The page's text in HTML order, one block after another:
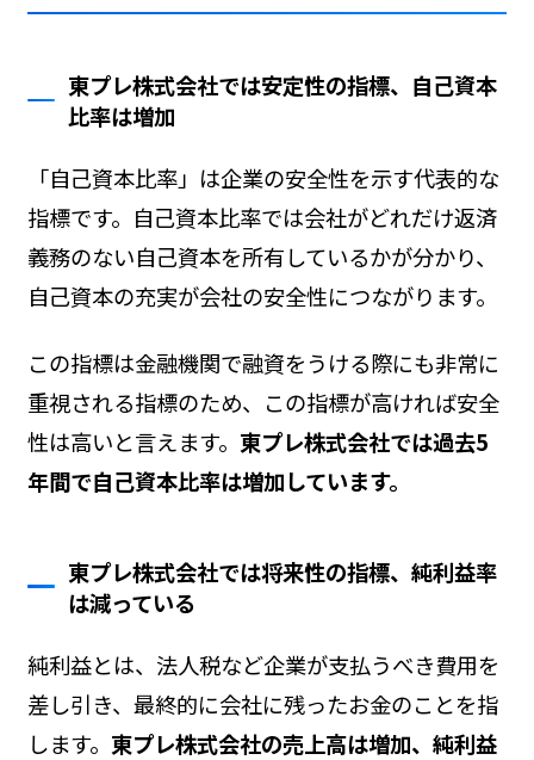
東プレ株式会社では安定性の指標、自己資本
比率は増加
「自己資本比率」は企業の安全性を示す代表的な
指標です。自己資本比率では会社がどれだけ返済
義務のない自己資本を所有しているかが分かり、
自己資本の充実が会社の安全性につながります。
この指標は金融機関で融資をうける際にも非常に
重視される指標のため、この指標が高ければ安全
性は高いと言えます。 東プレ株式会社では過去5
年間で自己資本比率は増加しています。
東プレ株式会社では将来性の指標、純利益率
は減っている
純利益とは、法人税など企業が支払うべき費用を
差し引き、最終的に会社に残ったお金のことを指
します。 東プレ株式会社の売上高は増加、純利益